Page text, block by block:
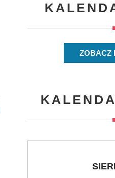
ZOBACZ